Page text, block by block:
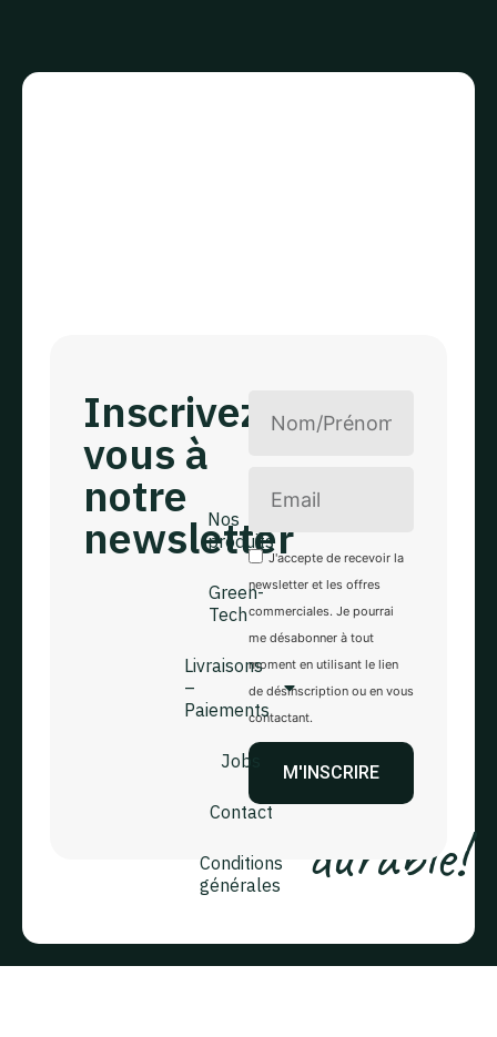
Green-Tech
+32 (0)4 227
Nos
produits
Green-
Tech
Livraisons
–
Paiements
Jobs
Contact
Conditions
générales
Le
choix
local
et
durable!
Inscrivez
vous à
notre
newsletterJ'accepte de recevoir la
newsletter et les offres
commerciales. Je pourrai
me désabonner à tout
moment en utilisant le lien
de désinscription ou en vous
contactant.
M'INSCRIRE